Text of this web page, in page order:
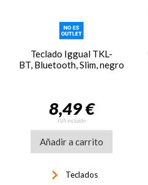
Teclado Iggual TKL-
BT, Bluetooth, Slim, negro
8,49 €
IVA incluido
Añadir a carrito
keyboard_arrow_right Teclados